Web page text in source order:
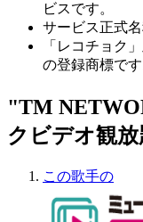
ビスです。
サービス正式
「レコチョク
の登録商標です
"TM
クビデオ観放
この歌手の